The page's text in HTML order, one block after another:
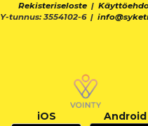
Rekisteriseloste |
Y-tunnus: 3554102-6 |
iOS Android